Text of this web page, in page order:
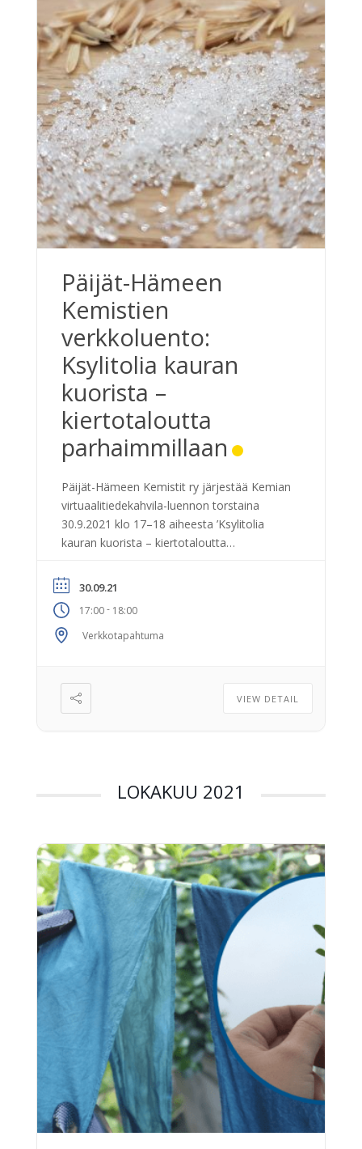
Päijät-Hämeen
Kemistien
verkkoluento:
Ksylitolia kauran
kuorista –
kiertotaloutta
parhaimmillaan
Päijät-Hämeen Kemistit ry järjestää Kemian
virtuaalitiedekahvila-luennon torstaina
30.9.2021 klo 17–18 aiheesta ’Ksylitolia
kauran kuorista – kiertotaloutta
VP, Xylitol Venture, Fazer Lifestyle Foods.
Luento toteutetaan Zoom-verkkoluentona.
Luennolla kuullaan, miten Fazer lähti
ideoimaan kotimaisen ksylitolin tuotantoa
myllytoiminnan sivuvirtana. Ksylitolin
valmistaminen kauran kuorista vaatii
30.09.21
17:00- 18:00
Verkkotapahtuma
VIEW DETAIL
LOKAKUU 2021